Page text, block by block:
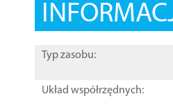
Typ zasobu:
Układ współrzędnych: